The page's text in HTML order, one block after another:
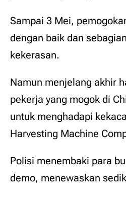
Sampai 3 Mei,
dengan baik dan
kekerasan.
Namun menjelang akhir
pekerja yang mogok di
untuk menghadapi
Harvesting Machine
Polisi menembaki para
demo, menewaskan